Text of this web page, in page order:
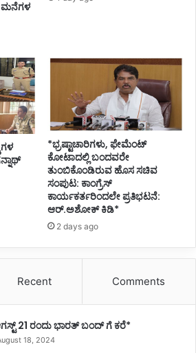
ಮನೆಗಳ
*ಭ್ರಷ್ಟಾಚಾರಿಗಳು, ಫೇಮೆಂಟ್
ಕೋಟಾದಲ್ಲಿ ಬಂದವರೇ
ತುಂಬಿಕೊಂಡಿರುವ ಹೊಸ ಸಚಿವ
ಸಂಪುಟ: ಕಾಂಗ್ರೆಸ್‌
ಕಾರ್ಯಕರ್ತರಿಂದಲೇ ಪ್ರತಿಭಟನೆ:
ಆರ್.ಅಶೋಕ್ ಕಿಡಿ*
2 days ago
Recent Comments
21 ರಂದು ಭಾರತ್‌ ಬಂದ್‌ ಗೆ ಕರೆ*
18, 2024